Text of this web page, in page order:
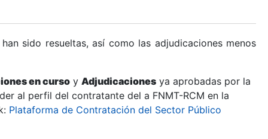
sido resueltas, así como las adjudicaciones menos
en curso y Adjudicaciones ya aprobadas por la
al perfil del contratante del a FNMT-RCM en la
Plataforma de Contratación del Sector Público